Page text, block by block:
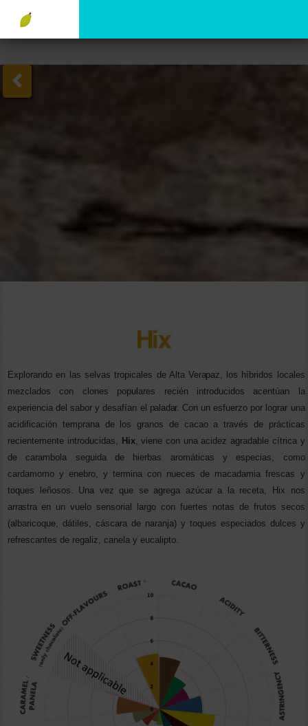
Hix
Explorando en las selvas tropicales de AltaVerapaz, los híbridos locales
mezclados con clones populares recién introducidos acentúan la
experiencia del sabor y desafían el paladar. Con un esfuerzo por lograr una
acidificación temprana de los granos de cacao a través de prácticas
recientemente introducidas, Hix, viene con una acidez agradable cítrica y
de carambola seguida de hierbas aromáticas y especias, como
cardamomo y enebro, y termina con nueces de macadamia frescas y
toques leñosos. Una vez que se agrega azúcar a la receta, Hix nos
arrastraen un vuelo sensorial largo con fuertes notas de frutos secos
(albaricoque, dátiles, cáscara de naranja) y toques especiados dulces y
refrescantes de regaliz, canela y eucalipto.